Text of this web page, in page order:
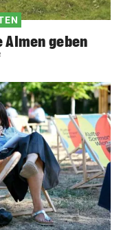
Almen geben